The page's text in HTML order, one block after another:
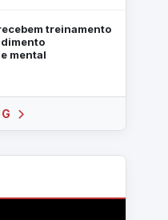
treinamento
mental